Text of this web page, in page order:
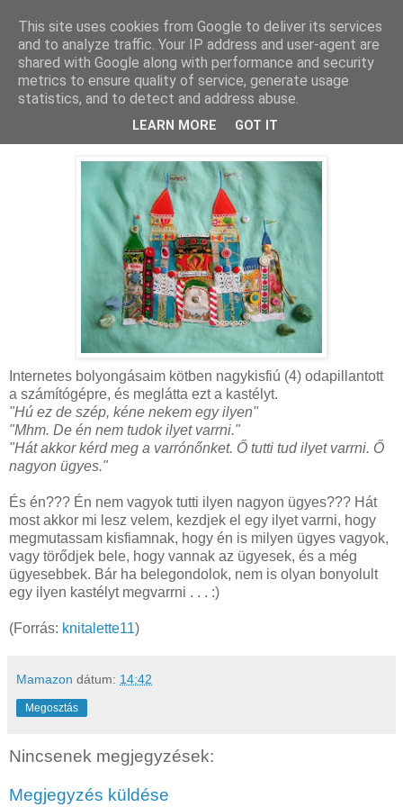
MAMAZON
2009. január 15., csütörtök
Ügyesek és még ügyesebbek
Internetes bolyongásaim kötben nagykisfiú (4) odapillantott
a számítógépre, és meglátta ezt a kastélyt.
"Hú ez de szép, kéne nekem egy ilyen"
"Mhm. De én nem tudok ilyet varrni."
"Hát akkor kérd meg a varrónőnket. Ő tutti tud ilyet varrni. Ő
nagyon ügyes."
És én??? Én nem vagyok tutti ilyen nagyon ügyes??? Hát
most akkor mi lesz velem, kezdjek el egy ilyet varrni, hogy
megmutassam kisfiamnak, hogy én is milyen ügyes vagyok,
vagy törődjek bele, hogy vannak az ügyesek, és a még
ügyesebbek. Bár ha belegondolok, nem is olyan bonyolult
egy ilyen kastélyt megvarrni . . . :)
(Forrás: knitalette11)
Mamazon dátum: 14:42
Megosztás
Nincsenek megjegyzések:
Megjegyzés küldése
This site uses cookies from Google to deliver its services
and to analyze traffic. Your IP address and user-agent are
shared with Google along with performance and security
metrics to ensure quality of service, generate usage
statistics, and to detect and address abuse.
LEARN MORE GOT IT